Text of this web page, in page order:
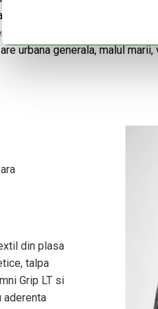
umede. Calcaiul pantofilor
un plus de confort il pot
urbana generala, malul marii,
din plasa
talpa
Grip LT si
aderenta